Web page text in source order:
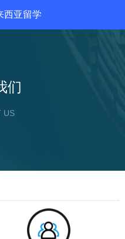
西亚留学
们
US